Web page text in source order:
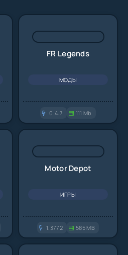
FR Legends
МОДЫ
0.4.7 111 Mb
Motor Depot
ИГРЫ
1.3772 585 MB